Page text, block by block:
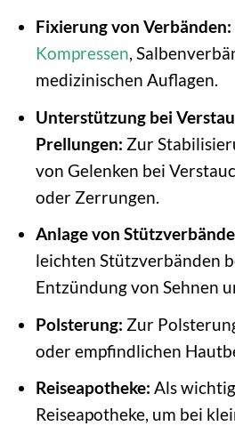
Fixierung von Verbänden:
Kompressen,
medizinischen Auflagen.
Unterstützung bei
Prellungen: Zur
von Gelenken bei
oder Zerrungen.
Anlage von
leichten Stützverbänden
Entzündung von Sehnen
Polsterung: Zur
oder empfindlichen
Reiseapotheke: Als
Reiseapotheke, um bei